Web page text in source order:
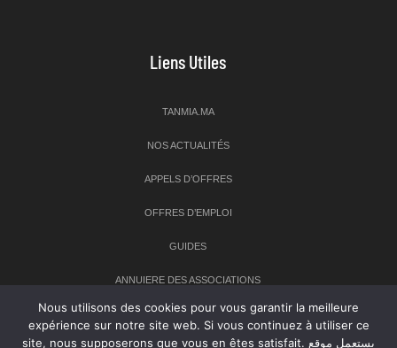
Liens Utiles
TANMIA.MA
NOS ACTUALITÉS
APPELS D’OFFRES
OFFRES D’EMPLOI
GUIDES
ANNUIERE DES ASSOCIATIONS
Newsletter
Nous utilisons des cookies pour vous garantir la meilleure
expérience sur notre site web. Si vous continuez à utiliser ce
site, nous supposerons que vous en êtes satisfait. يستعمل موقع